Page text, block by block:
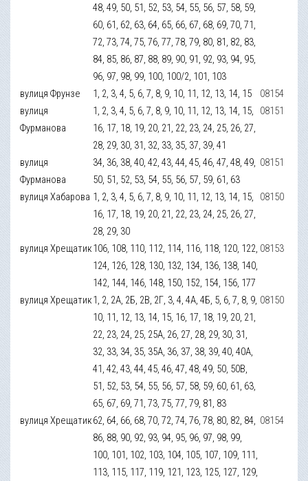
48, 49, 50, 51, 52, 53, 54, 55, 56, 57, 58, 59,
60, 61, 62, 63, 64, 65, 66, 67, 68, 69, 70, 71,
72, 73, 74, 75, 76, 77, 78, 79, 80, 81, 82, 83,
84, 85, 86, 87, 88, 89, 90, 91, 92, 93, 94, 95,
96, 97, 98, 99, 100, 100/2, 101, 103
вулиця Фрунзе 1, 2, 3, 4, 5, 6, 7, 8, 9, 10, 11, 12, 13, 14, 15
08154
вулиця
Фурманова
1, 2, 3, 4, 5, 6, 7, 8, 9, 10, 11, 12, 13, 14, 15,
16, 17, 18, 19, 20, 21, 22, 23, 24, 25, 26, 27,
28, 29, 30, 31, 32, 33, 35, 37, 39, 41
08151
вулиця
Фурманова
34, 36, 38, 40, 42, 43, 44, 45, 46, 47, 48, 49,
50, 51, 52, 53, 54, 55, 56, 57, 59, 61, 63
08151
вулиця Хабарова 1, 2, 3, 4, 5, 6, 7, 8, 9, 10, 11, 12, 13, 14, 15,
16, 17, 18, 19, 20, 21, 22, 23, 24, 25, 26, 27,
28, 29, 30
08150
вулиця Хрещатик106, 108, 110, 112, 114, 116, 118, 120, 122,
124, 126, 128, 130, 132, 134, 136, 138, 140,
142, 144, 146, 148, 150, 152, 154, 156, 177
08153
вулиця Хрещатик1, 2, 2А, 2Б, 2В, 2Г, 3, 4, 4А, 4Б, 5, 6, 7, 8, 9,
10, 11, 12, 13, 14, 15, 16, 17, 18, 19, 20, 21,
22, 23, 24, 25, 25А, 26, 27, 28, 29, 30, 31,
32, 33, 34, 35, 35А, 36, 37, 38, 39, 40, 40А,
41, 42, 43, 44, 45, 46, 47, 48, 49, 50, 50В,
51, 52, 53, 54, 55, 56, 57, 58, 59, 60, 61, 63,
65, 67, 69, 71, 73, 75, 77, 79, 81, 83
08150
вулиця Хрещатик62, 64, 66, 68, 70, 72, 74, 76, 78, 80, 82, 84,
86, 88, 90, 92, 93, 94, 95, 96, 97, 98, 99,
100, 101, 102, 103, 104, 105, 107, 109, 111,
113, 115, 117, 119, 121, 123, 125, 127, 129,
08154